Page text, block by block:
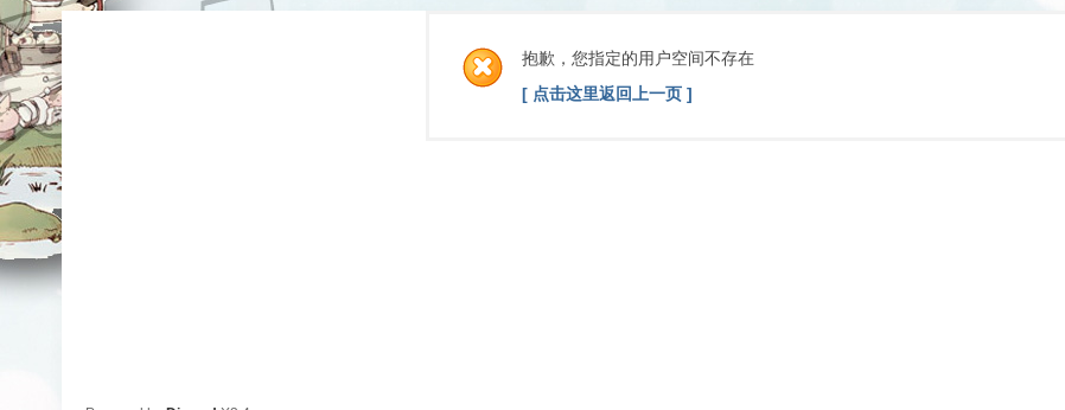
抱歉，您指定的用户空间不存在
[ 点击这里返回上一页 ]